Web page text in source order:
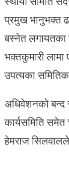
प्रमुख भानुभक्त
बस्नेत लगायतका
भक्तकुमारी
उपत्यका
अधिवेशनको बन्द
कार्यसमिति
हेमराज